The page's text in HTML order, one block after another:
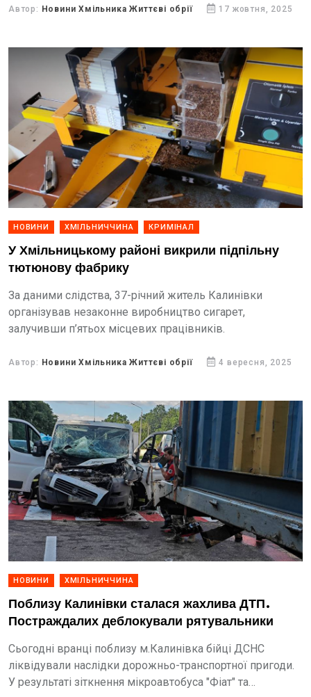
гривень.
Автор: Новини Хмільника Життєві обрії 17 жовтня, 2025
НОВИНИ ХМІЛЬНИЧЧИНА КРИМІНАЛ
У Хмільницькому районі викрили підпільну
тютюнову фабрику
За даними слідства, 37-річний житель Калинівки
організував незаконне виробництво сигарет,
залучивши п’ятьох місцевих працівників.
Автор: Новини Хмільника Життєві обрії 4 вересня, 2025
НОВИНИ ХМІЛЬНИЧЧИНА
Поблизу Калинівки сталася жахлива ДТП.
Постраждалих деблокували рятувальники
Сьогодні вранці поблизу м.Калинівка бійці ДСНС
ліквідували наслідки дорожньо-транспортної пригоди.
У результаті зіткнення мікроавтобуса "Фіат" та